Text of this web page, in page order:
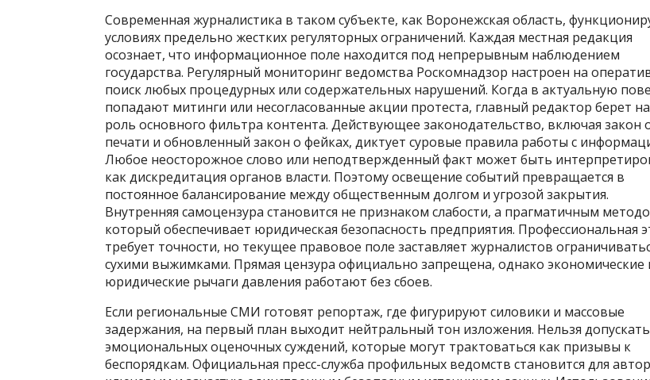
Современная журналистика в таком субъекте, как Воронежская область,
условиях предельно жестких регуляторных ограничений. Каждая местная редакция
осознает, что информационное поле находится под непрерывным наблюдением
государства. Регулярный мониторинг ведомства Роскомнадзор настроен на
поиск любых процедурных или содержательных нарушений. Когда в актуальную
попадают митинги или несогласованные акции протеста, главный редактор берет на
роль основного фильтра контента. Действующее законодательство, включая закон
печати и обновленный закон о фейках, диктует суровые правила работы с
Любое неосторожное слово или неподтвержденный факт может быть
как дискредитация органов власти. Поэтому освещение событий превращается в
постоянное балансирование между общественным долгом и угрозой закрытия.
Внутренняя самоцензура становится не признаком слабости, а прагматичным
который обеспечивает юридическая безопасность предприятия. Профессиональная
требует точности, но текущее правовое поле заставляет журналистов
сухими выжимками. Прямая цензура официально запрещена, однако экономические
юридические рычаги давления работают без сбоев.
Если региональные СМИ готовят репортаж, где фигурируют силовики и массовые
задержания, на первый план выходит нейтральный тон изложения. Нельзя допускать
эмоциональных оценочных суждений, которые могут трактоваться как призывы к
беспорядкам. Официальная пресс-служба профильных ведомств становится для